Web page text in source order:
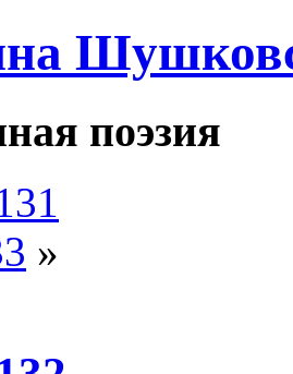
поэзия
»